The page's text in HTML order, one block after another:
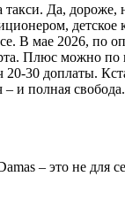
Да,
детское
В мае 2026, по
Плюс можно по
30 доплаты.
и полная
– это не для